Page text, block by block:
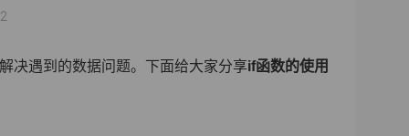
决遇到的数据问题。下面给大家分享if函数的使用